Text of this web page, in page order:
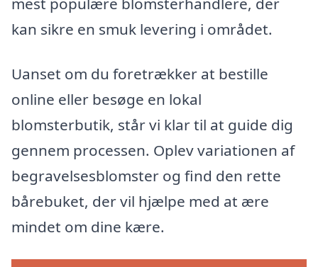
kan sikre en smuk levering i området.
Uanset om du foretrækker at bestille
online eller besøge en lokal
blomsterbutik, står vi klar til at guide dig
gennem processen. Oplev variationen af
begravelsesblomster og find den rette
bårebuket, der vil hjælpe med at ære
mindet om dine kære.